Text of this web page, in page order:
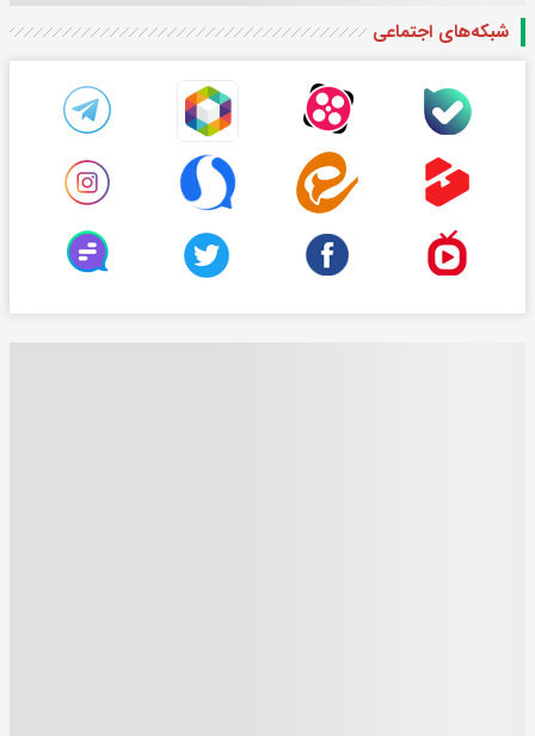
شبکه‌های اجتماعی